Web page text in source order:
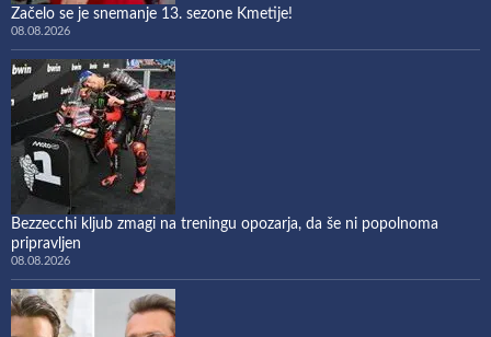
Začelo se je snemanje 13. sezone Kmetije!
08.08.2026
Bezzecchi kljub zmagi na treningu opozarja, da še ni popolnoma
pripravljen
08.08.2026